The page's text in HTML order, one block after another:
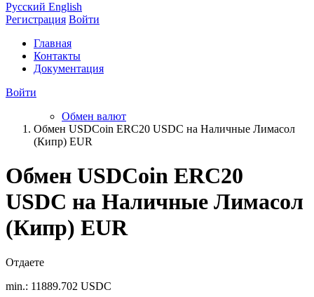
Русский English
Регистрация Войти
Главная
Контакты
Документация
Войти
Обмен валют
Обмен USDCoin ERC20 USDC на Наличные Лимасол
(Кипр) EUR
Обмен USDCoin ERC20
USDC на Наличные Лимасол
(Кипр) EUR
Отдаете
min.: 11889.702 USDC